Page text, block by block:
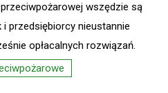
wszędzie są
przedsiębiorcy nieustannie
opłacalnych rozwiązań.